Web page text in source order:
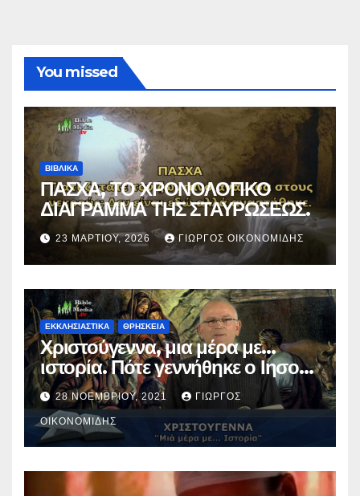
You missed
ΒΙΒΛΙΚΑ
ΠΑΣΧΑ, ΤΟ ΧΡΟΝΟΛΟΓΙΚΟ
ΔΙΑΓΡΑΜΜΑ ΤΗΣ ΣΤΑΥΡΩΣΕΩΣ.
23 ΜΑΡΤΊΟΥ, 2026 ΓΙΏΡΓΟΣ ΟΙΚΟΝΟΜΊΔΗΣ
ΕΚΚΛΗΣΙΑΣΤΙΚΑ ΘΡΗΣΚΕΙΑ
Χριστούγεννα, μια μέρα με…
ιστορία. Πότε γεννήθηκε ο Ιησούς
Χριστός; (Βίντεο).
28 ΝΟΕΜΒΡΊΟΥ, 2021 ΓΙΏΡΓΟΣ
ΟΙΚΟΝΟΜΊΔΗΣ